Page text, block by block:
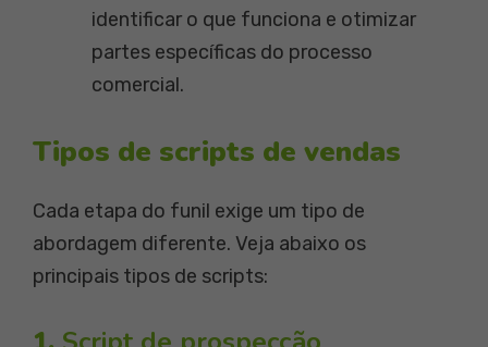
identificar o que funciona e otimizar
partes específicas do processo
comercial.
Tipos de scripts de vendas
Cada etapa do funil exige um tipo de
abordagem diferente. Veja abaixo os
principais tipos de scripts: